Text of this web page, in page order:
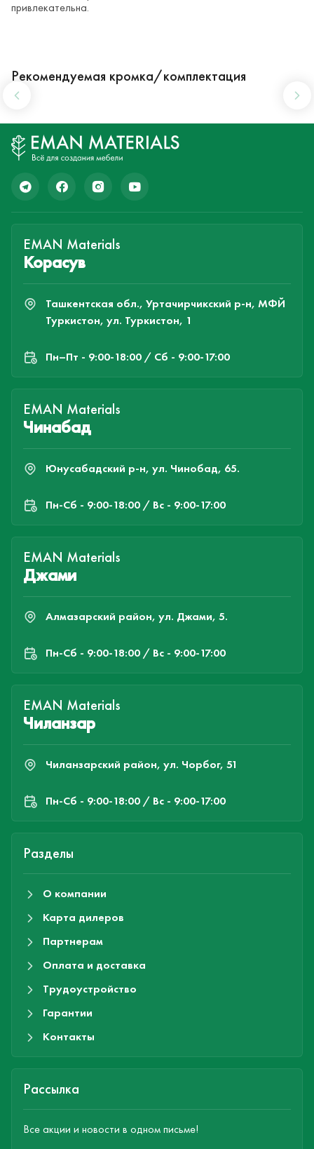
привлекательна.
Рекомендуемая кромка/комплектация
EMAN Materials
Корасув
Ташкентская обл., Уртачирчикский р-н, МФЙ
Туркистон, ул. Туркистон, 1
Пн–Пт - 9:00-18:00 / Сб - 9:00-17:00
EMAN Materials
Чинабад
Юнусабадский р-н, ул. Чинобад, 65.
Пн-Cб - 9:00-18:00 / Вс - 9:00-17:00
EMAN Materials
Джами
Алмазарский район, ул. Джами, 5.
Пн-Cб - 9:00-18:00 / Вс - 9:00-17:00
EMAN Materials
Чиланзар
Чиланзарский район, ул. Чорбог, 51
Пн-Cб - 9:00-18:00 / Вс - 9:00-17:00
Разделы
О компании
Карта дилеров
Партнерам
Оплата и доставка
Трудоустройство
Гарантии
Контакты
Рассылка
Все акции и новости в одном письме!